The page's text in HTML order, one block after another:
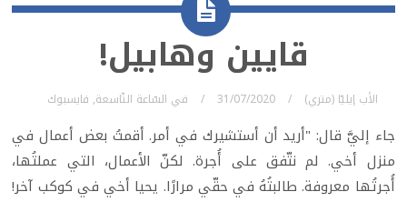
قايين وهابيل!
الأب إيليّا (متري) 31/07/2020 في السّاعة التّاسعة, فايسبوك
جاء إليَّ قال: "أريد أن أستشيرك في أمر. أقمتُ بعض أعمال في
منزل أخي. لم نتّفق على أُجرة. لكنّ الأعمال، التي عملتُها،
أُجرتُها معروفة. طالبتُهُ في حقّي مرارًا. يحيا أخي في كوكب آخر!